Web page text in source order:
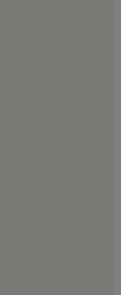
Quays